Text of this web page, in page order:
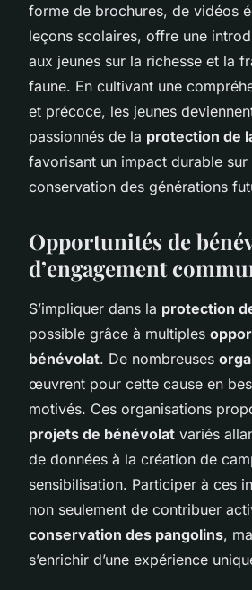
forme de brochures, de vidéos
leçons scolaires, offre une
aux jeunes sur la richesse et la
faune. En cultivant une
et précoce, les jeunes
passionnés de la protection de
favorisant un impact durable
conservation des générations
Opportunités de
d’engagement
S’impliquer dans la protection
possible grâce à multiples
bénévolat. De nombreuses
œuvrent pour cette cause en
motivés. Ces organisations
projets de bénévolat variés
de données à la création de
sensibilisation. Participer à ces
non seulement de contribuer
conservation des pangolins,
s’enrichir d’une expérience